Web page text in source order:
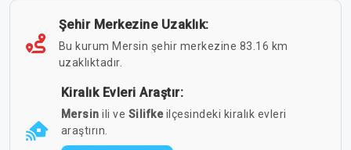
Şehir Merkezine Uzaklık:
Bu kurum Mersin şehir merkezine 83.16 km
uzaklıktadır.
Kiralık Evleri Araştır:
Mersin ili ve Silifkeilçesindeki kiralık evleri
araştırın.